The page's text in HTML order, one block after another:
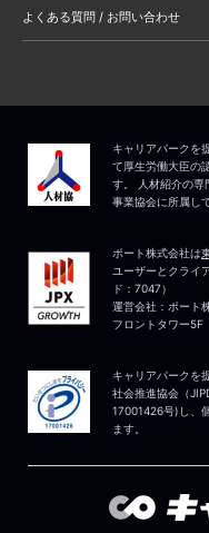
よくある質問 / お問い合わせ